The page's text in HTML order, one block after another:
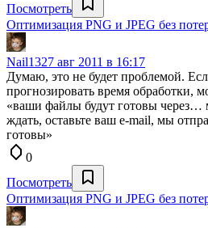
Посмотреть
Оптимизация PNG и JPEG без
Nail1327 авг 2011 в 16:17
Думаю, это не будет проблемой.
прогнозировать время обработки,
«ваши файлы будут готовы через…
ждать, оставьте ваш e-mail, мы
готовы»
0
Посмотреть
Оптимизация PNG и JPEG без